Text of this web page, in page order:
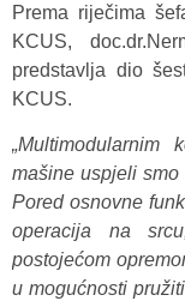
Prema riječima
KCUS,
predstavlja dio
KCUS.
„Multimodularnim
mašine uspjeli
Pored osnovne
operacija na
postojećom
u mogućnosti